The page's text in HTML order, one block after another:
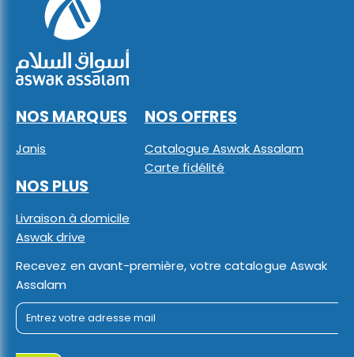
NOS MARQUES
Janis
NOS OFFRES
Catalogue Aswak Assalam
Carte fidélité
NOS PLUS
Livraison à domicile
Aswak drive
Recevez en avant-première, votre catalogue Aswak
Assalam